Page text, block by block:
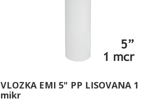
VLOZKA EMI 5" PP LISOVANA 1
mikr